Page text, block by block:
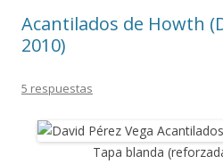
Acantilados de Howth
2010)
5 respuestas
Tapa blanda